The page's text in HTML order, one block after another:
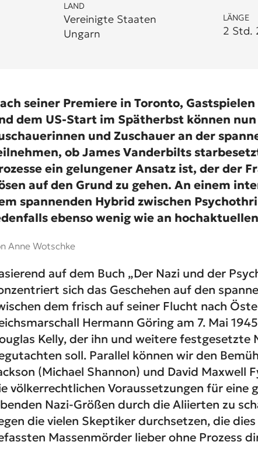
LAND
Vereinigte Staaten
Ungarn
LÄNGE
2 Std.
seiner Premiere in Toronto,
dem US-Start im Spätherbst können
und Zuschauer an der
ob James Vanderbilts
ein gelungener Ansatz ist, der der
auf den Grund zu gehen. An einem
spannenden Hybrid zwischen
ebenso wenig wie an
Anne Wotschke
auf dem Buch „Der Nazi und der
sich das Geschehen auf den
dem frisch auf seiner Flucht nach
Hermann Göring am 7. Mai
Kelly, der ihn und weitere festgesetzte
soll. Parallel können wir den
(Michael Shannon) und David Maxwell
völkerrechtlichen Voraussetzungen für eine
Nazi-Größen durch die Aliierten zu
die vielen Skeptiker durchsetzen, die
Massenmörder lieber ohne Prozess